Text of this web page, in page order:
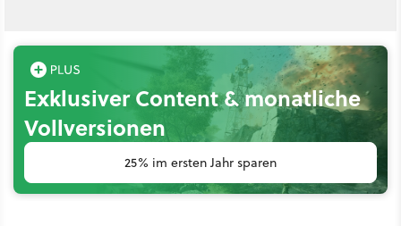
Exklusiver Content & monatliche
Vollversionen
25% im ersten Jahr sparen